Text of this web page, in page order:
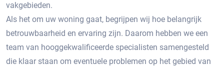
vakgebieden.
Als het om uw woning gaat, begrijpen wij hoe belangrijk
betrouwbaarheid en ervaring zijn. Daarom hebben we een
team van hooggekwalificeerde specialisten samengesteld
die klaar staan om eventuele problemen op het gebied van